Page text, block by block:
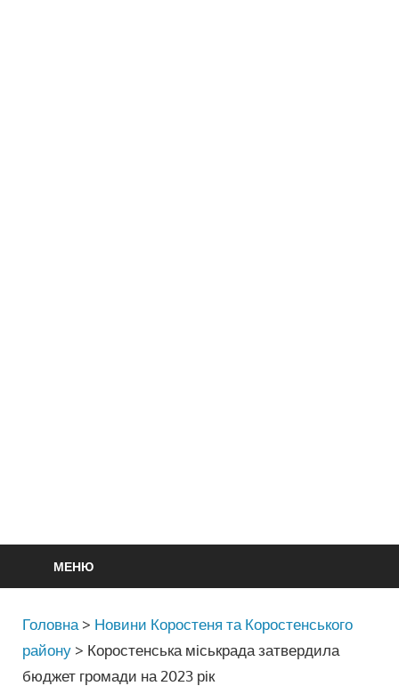
МЕНЮ
Головна > Новини Коростеня та Коростенського
району > Коростенська міськрада затвердила
бюджет громади на 2023 рік